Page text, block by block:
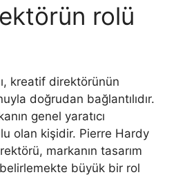
rolü
kreatif direktörünün
doğrudan bağlantılıdır.
genel yaratıcı
olan kişidir. Pierre Hardy
markanın tasarım
belirlemekte büyük bir rol